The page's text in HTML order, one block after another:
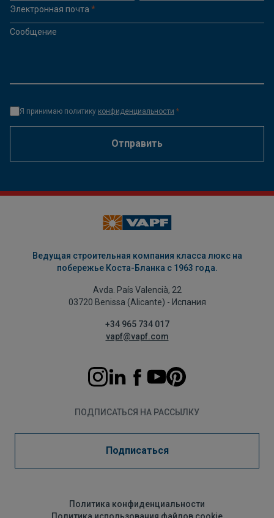
Электронная почта *
Сообщение
Я принимаю политику конфиденциальности *
Отправить
Ведущая строительная компания класса люкс на
побережье Коста-Бланка с 1963 года.
Avda. País Valencià, 22
03720 Benissa (Alicante) - Испания
+34 965 734 017
vapf@vapf.com
ПОДПИСАТЬСЯ НА РАССЫЛКУ
Подписаться
Политика конфиденциальности